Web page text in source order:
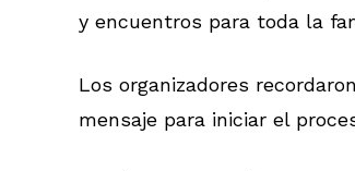
y encuentros para toda la
Los organizadores
mensaje para iniciar el